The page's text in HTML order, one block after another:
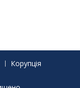
Корупція